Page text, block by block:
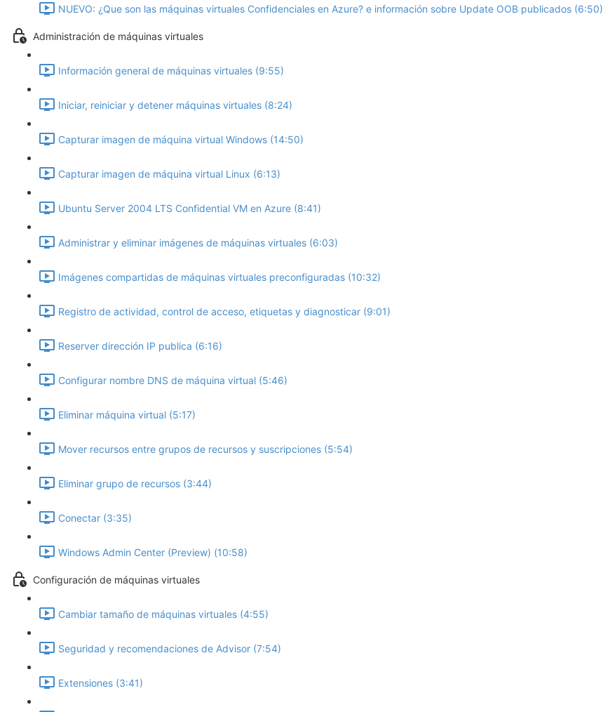
NUEVO: ¿Que son las máquinas virtuales Confidenciales en Azure? e información sobre Update OOB publicados (6:50)
Administración de máquinas virtuales
Información general de máquinas virtuales (9:55)
Iniciar, reiniciar y detener máquinas virtuales (8:24)
Capturar imagen de máquina virtual Windows (14:50)
Capturar imagen de máquina virtual Linux (6:13)
Ubuntu Server 2004 LTS Confidential VM en Azure (8:41)
Administrar y eliminar imágenes de máquinas virtuales (6:03)
Imágenes compartidas de máquinas virtuales preconfiguradas (10:32)
Registro de actividad, control de acceso, etiquetas y diagnosticar (9:01)
Reserver dirección IP publica (6:16)
Configurar nombre DNS de máquina virtual (5:46)
Eliminar máquina virtual (5:17)
Mover recursos entre grupos de recursos y suscripciones (5:54)
Eliminar grupo de recursos (3:44)
Conectar (3:35)
Windows Admin Center (Preview) (10:58)
Configuración de máquinas virtuales
Cambiar tamaño de máquinas virtuales (4:55)
Seguridad y recomendaciones de Advisor (7:54)
Extensiones (3:41)